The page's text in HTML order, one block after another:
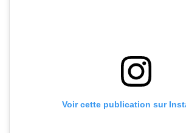
Voir cette publication sur